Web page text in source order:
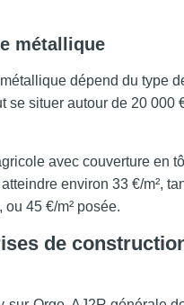
métallique
dépend du type
se situer autour de 20 000
avec couverture en
environ 33 €/m²,
ou 45 €/m² posée.
de